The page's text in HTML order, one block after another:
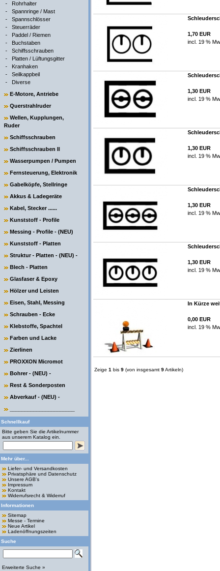
- Rohrhalter
- Spannringe / Mast
- Spannschlösser
- Steuerräder
- Paddel / Riemen
- Buchstaben
- Schiffsschrauben
- Platten / Lüftungsgitter
- Kranhaken
- Seilkappbeil
- Diverse
E-Motore, Antriebe
Querstrahlruder
Wellen, Kupplungen,
Ruder
Schiffsschrauben
Schiffsschrauben II
Wasserpumpen / Pumpen
Fernsteuerung, Elektronik
Gabelköpfe, Stellringe
Akkus & Ladegeräte
Kabel, Stecker ......
Kunststoff - Profile
Messing - Profile - (NEU)
Kunststoff - Platten
Struktur - Platten - (NEU) -
Blech - Platten
Glasfaser & Epoxy
Hölzer und Leisten
Eisen, Stahl, Messing
Schrauben - Ecke
Klebstoffe, Spachtel
Farben und Lacke
Zierlinen
PROXXON Micromot
Bohrer - (NEU) -
Rest & Sonderposten
Abverkauf - (NEU) -
Schnellkauf
Bitte geben Sie die Artikelnummer
aus unserem Katalog ein.
Mehr über...
Liefer- und Versandkosten
Privatsphäre und Datenschutz
Unsere AGB's
Impressum
Kontakt
Widerrufsrecht & Widerruf
Informationen
Sitemap
Messe - Termine
Neue Artikel
Ladenöffnungszeiten
Suche
Erweiterte Suche »
1,70 EUR
incl. 19 %
1,30 EUR
incl. 19 %
1,30 EUR
incl. 19 %
1,30 EUR
incl. 19 %
1,30 EUR
incl. 19 %
In Kürze
0,00 EUR
incl. 19 %
Zeige 1 bis 9 (von insgesamt 9Artikeln)